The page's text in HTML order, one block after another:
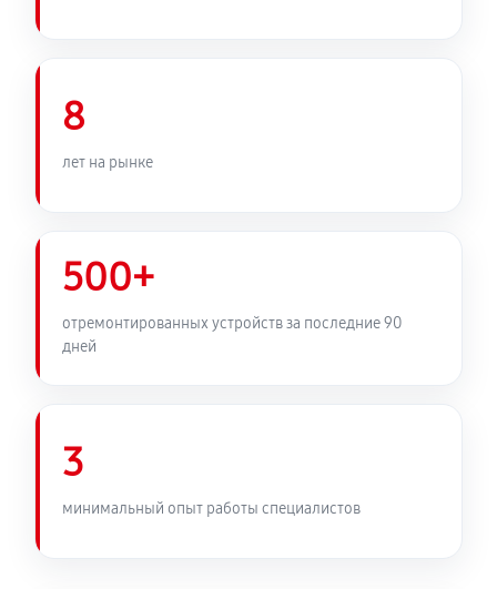
8
лет на рынке
500+
отремонтированных устройств за последние 90
дней
3
минимальный опыт работы специалистов